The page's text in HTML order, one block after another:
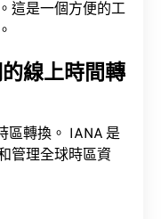
這是一個方便的工
線上時間轉
區轉換。 IANA 是
管理全球時區資